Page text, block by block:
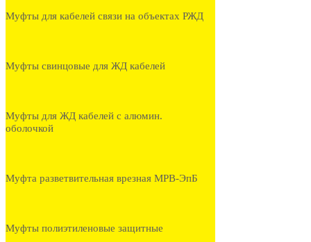
Муфты для кабелей связи на объектах РЖД
Муфты свинцовые для ЖД кабелей
Муфты для ЖД кабелей с алюмин.
оболочкой
Муфта разветвительная врезная МРВ-ЭпБ
Муфты полиэтиленовые защитные